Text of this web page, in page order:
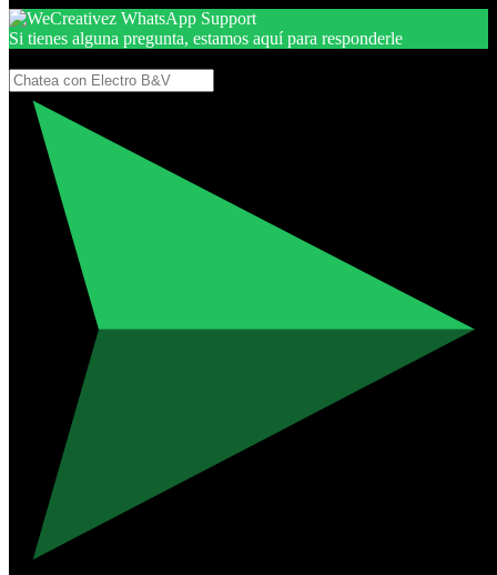
Si tienes alguna pregunta, estamos aquí para responderle